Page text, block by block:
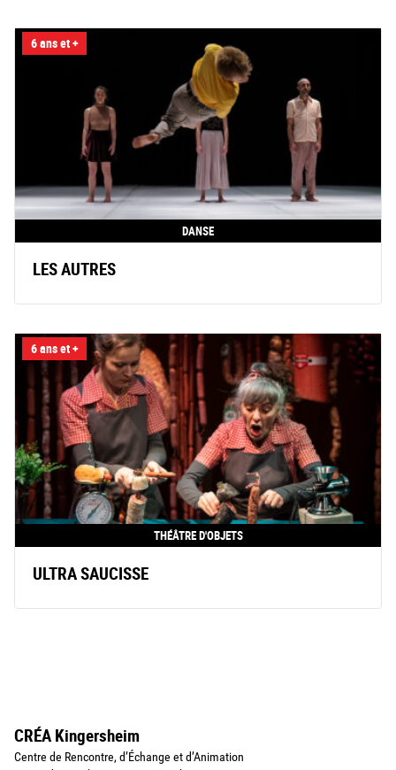
6 ans et +
DANSE
LES AUTRES
6 ans et +
THÉÂTRE D'OBJETS
ULTRA SAUCISSE
CRÉA Kingersheim
Centre de Rencontre, d’Échange et d’Animation